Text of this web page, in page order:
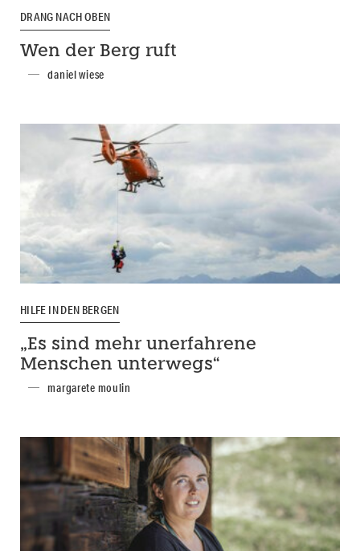
DRANG NACH OBEN
Wen der Berg ruft
daniel wiese
HILFE IN DEN BERGEN
„Es sind mehr unerfahrene
Menschen unterwegs“
margarete moulin